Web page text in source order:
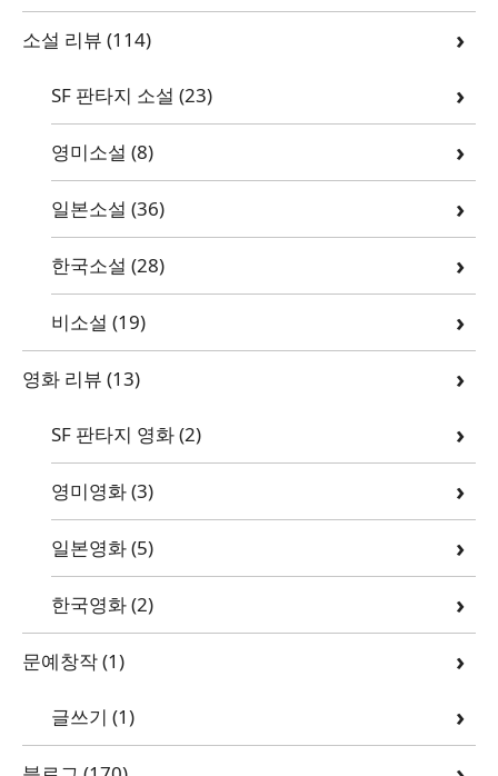
소설 리뷰 (114)
SF 판타지 소설 (23)
영미소설 (8)
일본소설 (36)
한국소설 (28)
비소설 (19)
영화 리뷰 (13)
SF 판타지 영화(2)
영미영화(3)
일본영화(5)
한국영화(2)
문예창작(1)
글쓰기 (1)